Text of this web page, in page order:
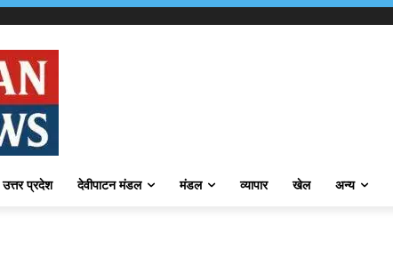
उत्तर प्रदेश देवीपाटन मंडल मंडल व्यापार खेल अन्य